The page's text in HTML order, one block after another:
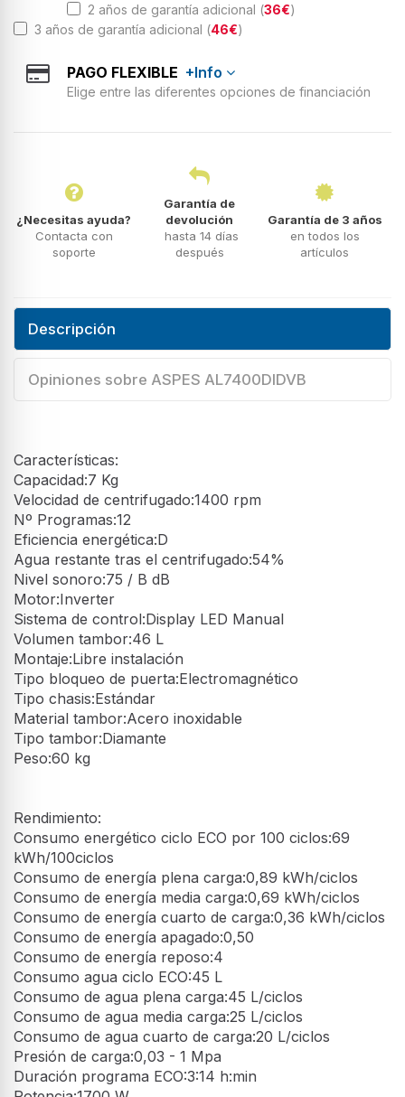
2 años de garantía adicional (36€)
3 años de garantía adicional (46€)
PAGO FLEXIBLE +Info
Elige entre las diferentes opciones de financiación
¿Necesitas ayuda?
Contacta con
soporte
Garantía de
devolución
hasta 14 días
después
Garantía de 3 años
en todos los
artículos
Descripción
Opiniones sobre ASPES AL7400DIDVB
Características:
Capacidad:7 Kg
Velocidad de centrifugado:1400 rpm
Nº Programas:12
Eficiencia energética:D
Agua restante tras el centrifugado:54%
Nivel sonoro:75 / B dB
Motor:Inverter
Sistema de control:Display LED Manual
Volumen tambor:46 L
Montaje:Libre instalación
Tipo bloqueo de puerta:Electromagnético
Tipo chasis:Estándar
Material tambor:Acero inoxidable
Tipo tambor:Diamante
Peso:60 kg
Rendimiento:
Consumo energético ciclo ECO por 100 ciclos:69
kWh/100ciclos
Consumo de energía plena carga:0,89 kWh/ciclos
Consumo de energía media carga:0,69 kWh/ciclos
Consumo de energía cuarto de carga:0,36 kWh/ciclos
Consumo de energía apagado:0,50
Consumo de energía reposo:4
Consumo agua ciclo ECO:45 L
Consumo de agua plena carga:45 L/ciclos
Consumo de agua media carga:25 L/ciclos
Consumo de agua cuarto de carga:20 L/ciclos
Presión de carga:0,03 - 1 Mpa
Duración programa ECO:3:14 h:min